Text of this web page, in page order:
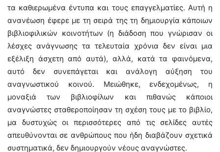
τα καθιερωμένα έντυπα και τους επαγγελματίες. Αυτή η
ανανέωση έφερε με τη σειρά της τη δημιουργία κάποιων
βιβλιοφιλικών κοινοτήτων (η διάδοση που γνώρισαν οι
λέσχες ανάγνωσης τα τελευταία χρόνια δεν είναι μια
εξέλιξη άσχετη από αυτά), αλλά, κατά τα φαινόμενα,
αυτό δεν συνεπάγεται και ανάλογη αύξηση του
αναγνωστικού κοινού. Μειώθηκε, ενδεχομένως, η
μοναξιά των βιβλιοφίλων και πιθανώς κάποιοι
αναγνώστες σταθεροποίησαν τη σχέση τους με το βιβλίο,
μα δυστυχώς οι περισσότερες από τις σελίδες αυτές
απευθύνονται σε ανθρώπους που ήδη διαβάζουν σχετικά
συστηματικά, δεν δημιουργούν νέους αναγνώστες.